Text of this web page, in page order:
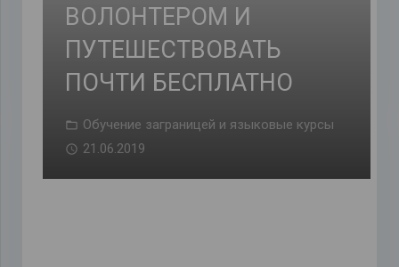
ВОЛОНТЕРОМ И
ПУТЕШЕСТВОВАТЬ
ПОЧТИ БЕСПЛАТНО
Обучение заграницей и языковые курсы
21.06.2019